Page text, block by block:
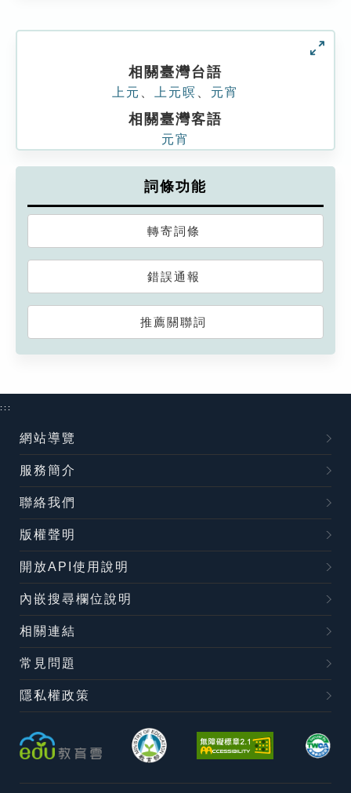
相關臺灣台語
上元 上元暝 元宵
相關臺灣客語
元宵
詞條功能
轉寄詞條
錯誤通報
推薦關聯詞
:::
網站導覽
服務簡介
聯絡我們
版權聲明
開放API使用說明
內嵌搜尋欄位說明
相關連結
常見問題
隱私權政策